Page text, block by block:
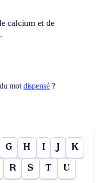
calcium et de
mot dispensé?
G H I J K
R S T U